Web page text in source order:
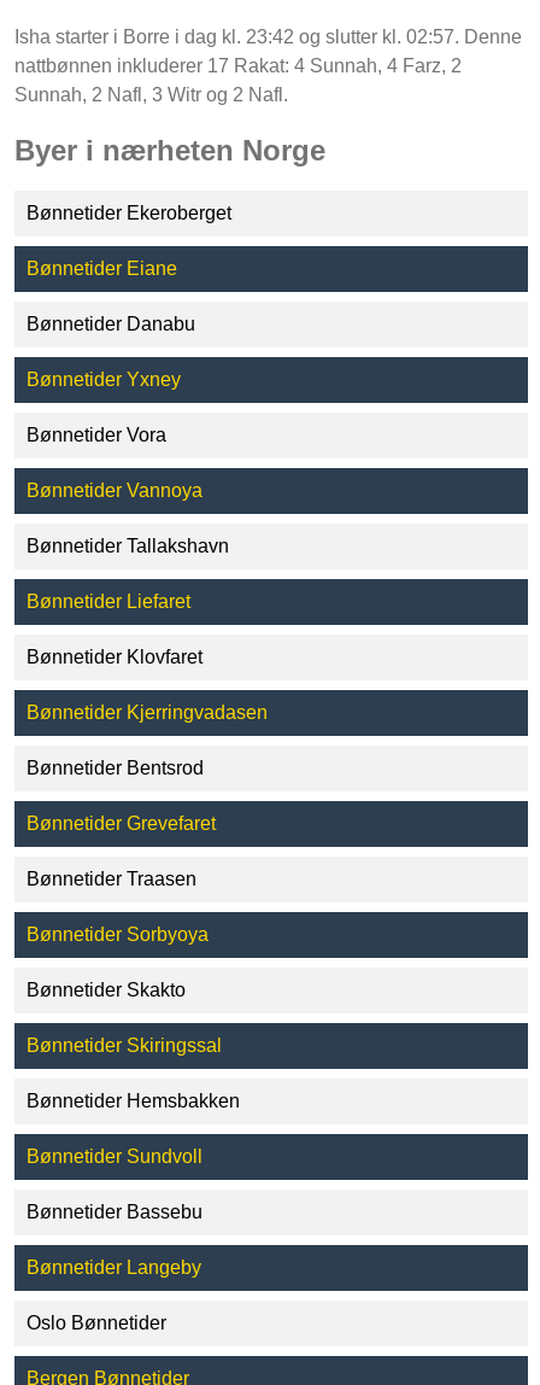
Isha starter i Borre i dag kl. 23:42 og slutter kl. 02:57. Denne
nattbønnen inkluderer 17 Rakat: 4 Sunnah, 4 Farz, 2
Sunnah, 2 Nafl, 3 Witr og 2 Nafl.
Byer i nærheten Norge
Bønnetider Ekeroberget
Bønnetider Eiane
Bønnetider Danabu
Bønnetider Yxney
Bønnetider Vora
Bønnetider Vannoya
Bønnetider Tallakshavn
Bønnetider Liefaret
Bønnetider Klovfaret
Bønnetider Kjerringvadasen
Bønnetider Bentsrod
Bønnetider Grevefaret
Bønnetider Traasen
Bønnetider Sorbyoya
Bønnetider Skakto
Bønnetider Skiringssal
Bønnetider Hemsbakken
Bønnetider Sundvoll
Bønnetider Bassebu
Bønnetider Langeby
Oslo Bønnetider
Bergen Bønnetider